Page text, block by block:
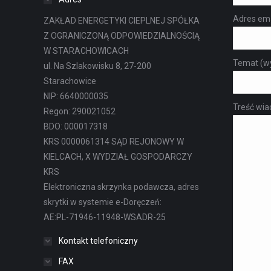
ZAKŁAD ENERGETYKI CIEPLNEJ SPÓŁKA
Z OGRANICZONĄ ODPOWIEDZIALNOŚCIĄ
W STARACHOWICACH
ul. Na Szlakowisku 8, 27-200
Starachowice
NIP: 6640000035
Regon: 290021052
BDO: 000017318
KRS 0000061314 SĄD REJONOWY W
KIELCACH, X WYDZIAŁ GOSPODARCZY
KRS
Elektroniczna skrzynka podawcza, adres
skrytki w systemie e-Doręczeń:
AE:PL-71946-11948-WSADR-25
Kontakt telefoniczny
FAX
Adres
Temat
Treść